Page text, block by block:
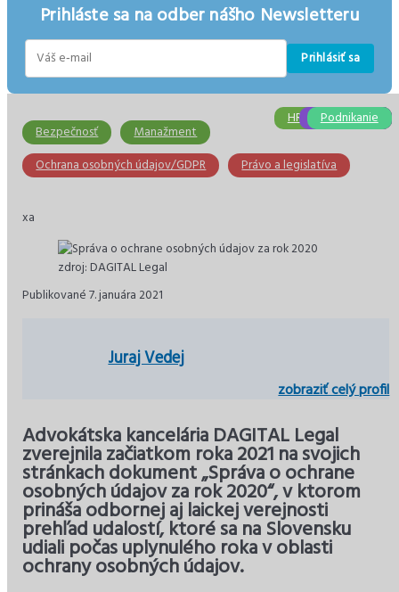
Prihláste sa na odber nášho Newsletteru
Prihlásiť sa
Bezpečnosť
Manažment
Ochrana osobných údajov/GDPR
Právo a legislatíva
xa
zdroj: DAGITAL Legal
Publikované 7. januára 2021
Juraj Vedej
zobraziť celý profil
Advokátska kancelária DAGITAL Legal
zverejnila začiatkom roka 2021 na svojich
stránkach dokument „Správa o ochrane
osobných údajov za rok 2020“, v ktorom
prináša odbornej aj laickej verejnosti
prehľad udalostí, ktoré sa na Slovensku
udiali počas uplynulého roka v oblasti
ochrany osobných údajov.
Právna poradňa
Bezpečnosť
Mzdy
HR/Personalistika
Účtovníctvo
Podnikanie